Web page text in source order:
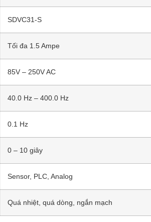
SDVC31-S
Tối đa 1.5 Ampe
85V – 250V AC
40.0 Hz – 400.0 Hz
0.1 Hz
0 – 10 giây
Sensor, PLC, Analog
Quá nhiệt, quá dòng, ngắn mạch